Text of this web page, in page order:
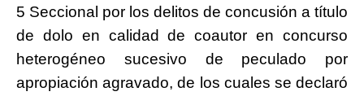
5 Seccional por los delitos de concusión a título
de dolo en calidad de coautor en concurso
heterogéneo sucesivo de peculado por
apropiación agravado, de los cuales se declaró